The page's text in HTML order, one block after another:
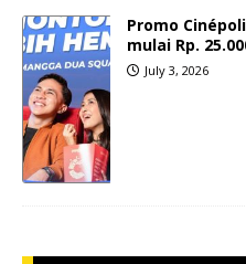
Promo
mulai Rp.
July 3, 2026